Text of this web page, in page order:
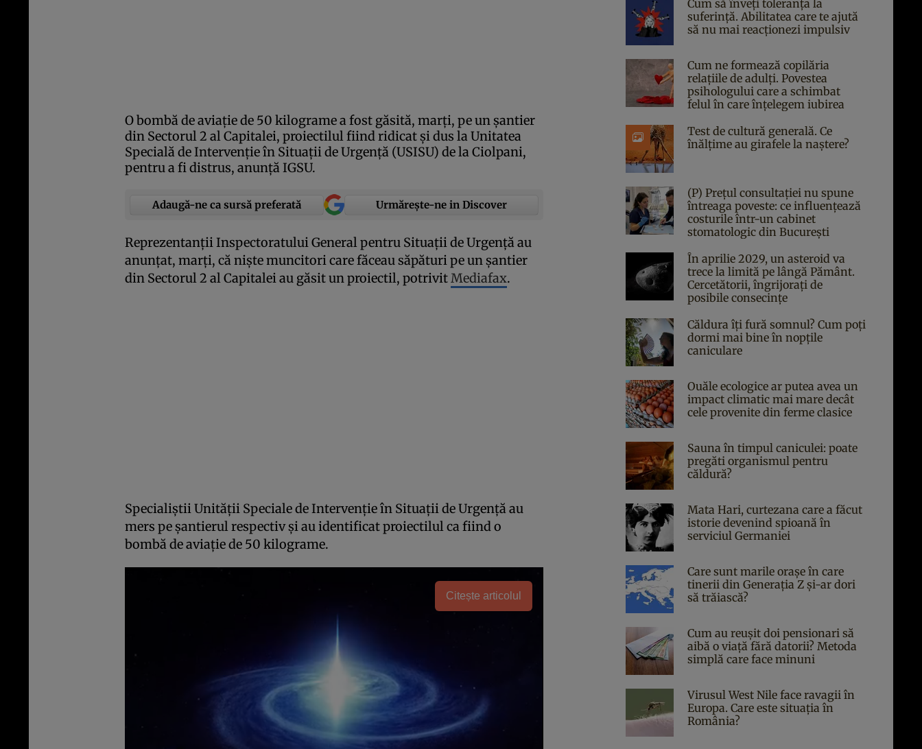
O bombă de aviaţie de 50 kilograme a fost găsită, marţi, pe un şantier
din Sectorul 2 al Capitalei, proiectilul fiind ridicat şi dus la Unitatea
Specială de Intervenţie în Situaţii de Urgenţă (USISU) de la Ciolpani,
pentru a fi distrus, anunţă IGSU.
Adaugă-ne ca sursă preferată Urmărește-ne in Discover
Reprezentanţii Inspectoratului General pentru Situaţii de Urgenţă au
anunţat, marţi, că nişte muncitori care făceau săpături pe un şantier
din Sectorul 2 al Capitalei au găsit un proiectil, potrivitMediafax.
Specialiştii Unităţii Speciale de Intervenţie în Situaţii de Urgenţă au
mers pe şantierul respectiv şi au identificat proiectilul ca fiind o
bombă de aviaţie de 50 kilograme.
Citește articolul
Cum să înveți toleranța la
suferință. Abilitatea care te ajută
să nu mai reacționezi impulsiv
Cum ne formează copilăria
relațiile de adulți. Povestea
psihologului care a schimbat
felul în care înțelegem iubirea
Test de cultură generală. Ce
înălțime au girafele la naștere?
(P) Prețul consultației nu spune
întreaga poveste: ce influențează
costurile într-un cabinet
stomatologic din București
În aprilie 2029, un asteroid va
trece la limită pe lângă Pământ.
Cercetătorii, îngrijorați de
posibile consecințe
Căldura îți fură somnul? Cum poți
dormi mai bine în nopțile
caniculare
Ouăle ecologice ar putea avea un
impact climatic mai mare decât
cele provenite din ferme clasice
Sauna în timpul caniculei: poate
pregăti organismul pentru
căldură?
Mata Hari, curtezana care a făcut
istorie devenind spioană în
serviciul Germaniei
Care sunt marile orașe în care
tinerii din Generația Z și-ar dori
să trăiască?
Cum au reușit doi pensionari să
aibă o viață fără datorii? Metoda
simplă care face minuni
Virusul West Nile face ravagii în
Europa. Care este situația în
România?